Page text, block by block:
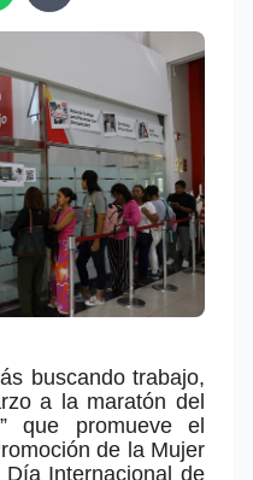
buscando trabajo,
a la maratón del
que promueve el
de la Mujer
Internacional de